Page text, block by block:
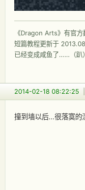
《Dragon Arts》有官
短篇教程更新于
已经变成咸鱼了……（趴）
2014-02-18 08:22:25
撞到墙以后...很落寞的